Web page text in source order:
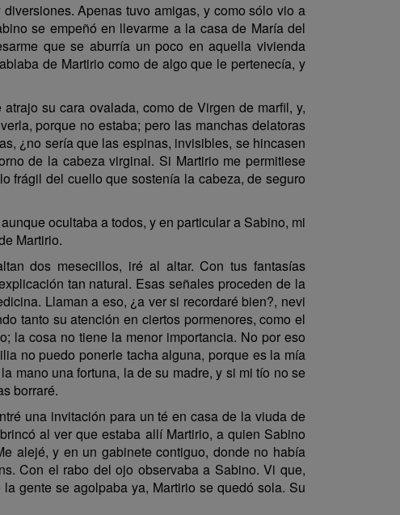
Apenas tuvo amigas, y como sólo vio a
se empeñó en llevarme a la casa de María del
que se aburría un poco en aquella vivienda
de Martirio como de algo que le pertenecía, y
su cara ovalada, como de Virgen de marfil, y,
porque no estaba; pero las manchas delatoras
¿no sería que las espinas, invisibles, se hincasen
de la cabeza virginal. Si Martirio me permitiese
frágil del cuello que sostenía la cabeza, de seguro
ocultaba a todos, y en particular a Sabino, mi
Martirio.
dos mesecillos, iré al altar. Con tus fantasías
tan natural. Esas señales proceden de la
Llaman a eso, ¿a ver si recordaré bien?, nevi
tanto su atención en ciertos pormenores, como el
la cosa no tiene la menor importancia. No por eso
no puedo ponerle tacha alguna, porque es la mía
mano una fortuna, la de su madre, y si mi tío no se
borraré.
una invitación para un té en casa de la viuda de
al ver que estaba allí Martirio, a quien Sabino
alejé, y en un gabinete contiguo, donde no había
Con el rabo del ojo observaba a Sabino. Vi que,
gente se agolpaba ya, Martirio se quedó sola. Su